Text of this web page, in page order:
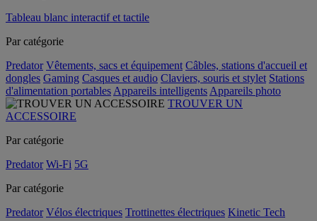
Tableau blanc interactif et tactile
Par catégorie
Predator Vêtements, sacs et équipement Câbles, stations d'accueil et
dongles Gaming Casques et audio Claviers, souris et stylet Stations
d'alimentation portables Appareils intelligents Appareils photo
TROUVER UN
ACCESSOIRE
Par catégorie
Predator Wi-Fi 5G
Par catégorie
Predator Vélos électriques Trottinettes électriques Kinetic Tech